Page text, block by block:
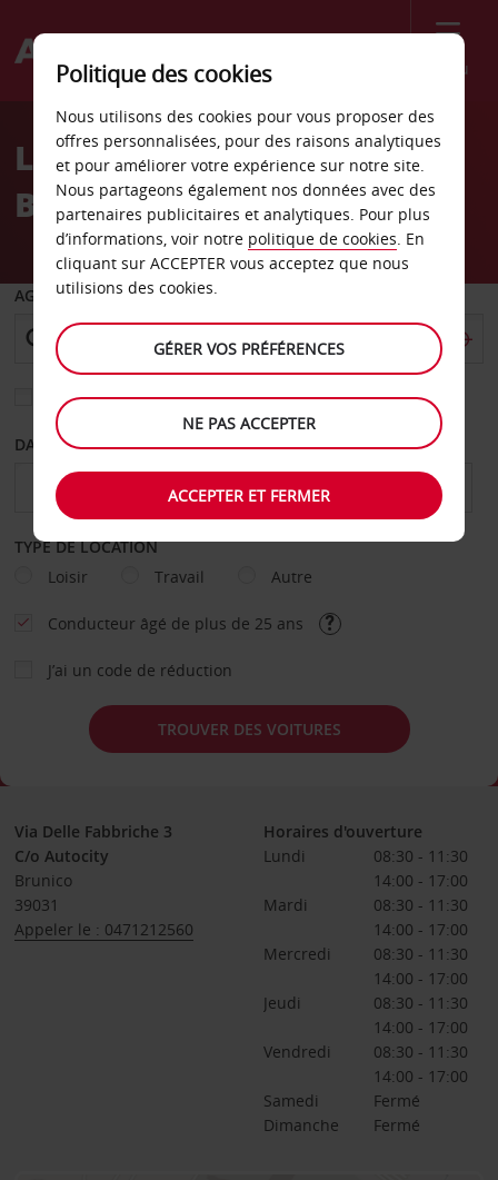
Menu
Welcome
AvisLocation de voiture
Brunico - Ville
AGENCE DE DÉPART
Sélectionnez une autre agence de retour
DATE DE DÉPART DATE DE RETOUR
TYPE DE LOCATION
Loisir
Travail Autre
Conducteur âgé de plus de 25 ans
J’ai un code de réduction
TROUVER DES VOITURES
Via Delle Fabbriche 3
C/o Autocity
Brunico
39031
Appeler le : 0471212560
Horaires d'ouverture
Lundi
08:30 - 11:30
14:00 - 17:00
Mardi
08:30 - 11:30
14:00 - 17:00
Mercredi
08:30 - 11:30
14:00 - 17:00
Jeudi
08:30 - 11:30
14:00 - 17:00
Vendredi
08:30 - 11:30
14:00 - 17:00
Samedi
Fermé
Dimanche
Fermé
Politique des cookies
Nous utilisons des cookies pour vous proposer des
offres personnalisées, pour des raisons analytiques
et pour améliorer votre expérience sur notre site.
Nous partageons également nos données avec des
partenaires publicitaires et analytiques. Pour plus
d’informations, voir notre politique de cookies. En
cliquant sur ACCEPTER vous acceptez que nous
utilisions des cookies.
GÉRER VOS PRÉFÉRENCES
NE PAS ACCEPTER
ACCEPTER ET FERMER